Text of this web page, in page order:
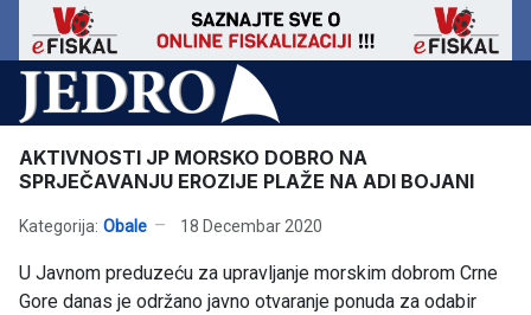
AKTIVNOSTI JP MORSKO DOBRO NA
SPRJEČAVANJU EROZIJE PLAŽE NA ADI BOJANI
Kategorija: Obale 18 Decembar 2020
U Javnom preduzeću za upravljanje morskim dobrom Crne
Gore danas je održano javno otvaranje ponuda za odabir